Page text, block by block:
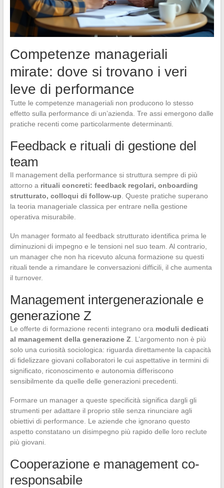
Competenze manageriali
mirate: dove si trovano i veri
leve di performance
Tutte le competenze manageriali non producono lo stesso
effetto sulla performance di un’azienda. Tre assi emergono dalle
pratiche recenti come particolarmente determinanti.
Feedback e rituali di gestione del
team
Il management della performance si struttura sempre di più
attorno a rituali concreti: feedback regolari, onboarding
strutturato, colloqui di follow-up . Queste pratiche superano
la teoria manageriale classica per entrare nella gestione
operativa misurabile.
Un manager formato al feedback strutturato identifica prima le
diminuzioni di impegno e le tensioni nel suo team. Al contrario,
un manager che non ha ricevuto alcuna formazione su questi
rituali tende a rimandare le conversazioni difficili, il che aumenta
il turnover.
Management intergenerazionale e
generazione Z
Le offerte di formazione recenti integrano ora moduli dedicati
al management della generazione Z . L’argomento non è più
solo una curiosità sociologica: riguarda direttamente la capacità
di fidelizzare giovani collaboratori le cui aspettative in termini di
significato, riconoscimento e autonomia differiscono
sensibilmente da quelle delle generazioni precedenti.
Formare un manager a queste specificità significa dargli gli
strumenti per adattare il proprio stile senza rinunciare agli
obiettivi di performance. Le aziende che ignorano questo
aspetto constatano un disimpegno più rapido delle loro reclute
più giovani.
Cooperazione e management co-
responsabile